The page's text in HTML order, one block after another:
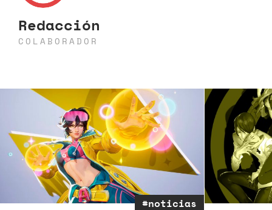
Redacción
COLABORADOR
#noticias